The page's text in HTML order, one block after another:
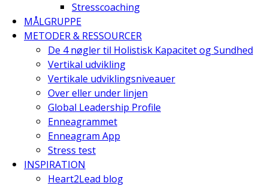
Stresscoaching
MÅLGRUPPE
METODER & RESSOURCER
De 4 nøgler til Holistisk Kapacitet og Sundhed
Vertikal udvikling
Vertikale udviklingsniveauer
Over eller under linjen
Global Leadership Profile
Enneagrammet
Enneagram App
Stress test
INSPIRATION
Heart2Lead blog